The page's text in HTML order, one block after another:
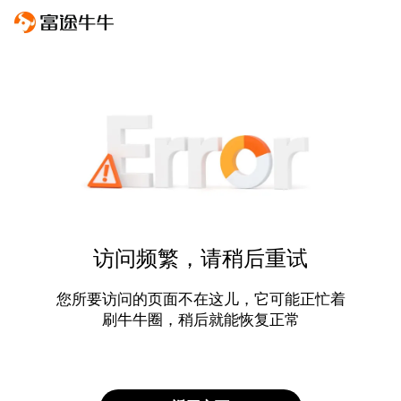
访问频繁，请稍后重试
您所要访问的页面不在这儿，它可能正忙着
刷牛牛圈，稍后就能恢复正常